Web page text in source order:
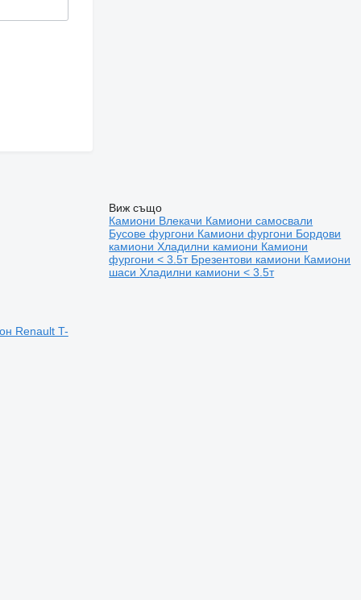
Renault T-
Виж също
Камиони Влекачи Камиони самосвали
Бусове фургони Камиони фургони Бордови
камиониХладилни камиони Камиони
фургони < 3.5т Брезентови камиони Камиони
шасиХладилни камиони < 3.5т